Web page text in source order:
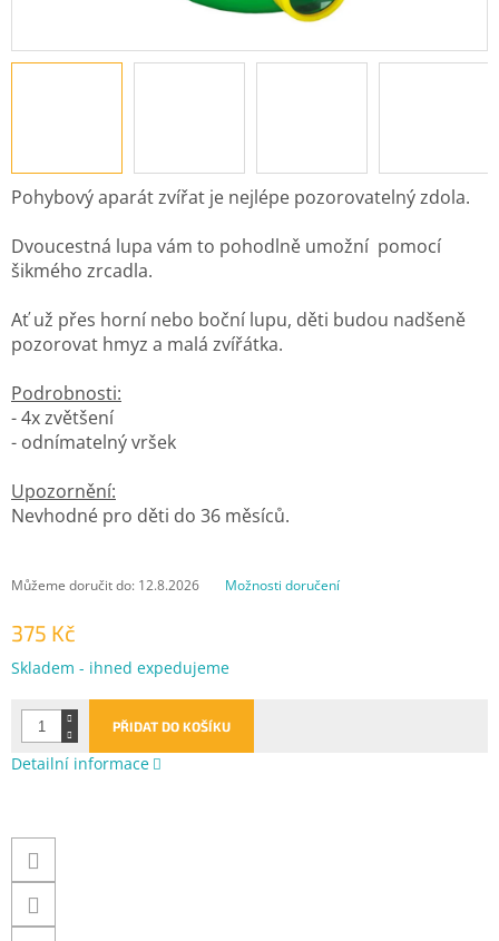
375 Kč
Měrná
Skladem - ihned expedujeme
Můžeme doručit do: 12.8.2026 Možnosti doručení
PŘIDAT DO KOŠÍKU
Pohybový aparát zvířat je nejlépe pozorovatelný zdola.
Dvoucestná lupa vám to pohodlně umožní pomocí
šikmého zrcadla.
Ať už přes horní nebo boční lupu, děti budou nadšeně
pozorovat hmyz a malá zvířátka.
Podrobnosti:
- 4x zvětšení
- odnímatelný vršek
Upozornění:
Nevhodné pro děti do 36 měsíců.
Detailní informace